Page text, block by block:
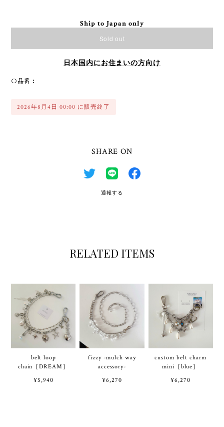
Ship to Japan only
Sold out
日本国内にお住まいの方向け
○品番：
2026年8月4日 00:00 に販売終了
SHARE ON
通報する
RELATED ITEMS
belt loop
chain［DREAM］
¥5,940
fizzy -mulch way
accessory-
¥6,270
custom belt charm
mini［blue］
¥6,270